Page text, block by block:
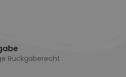
Rückgaberecht